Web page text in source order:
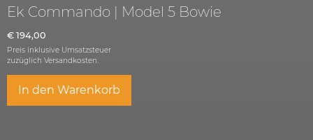
Ek Commando | Model 5 Bowie
€ 194,00
Preis inklusive Umsatzsteuer
zuzüglich Versandkosten.
In den Warenkorb